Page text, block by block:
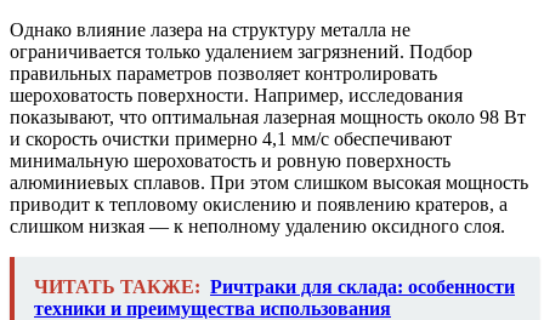
Однако влияние лазера на структуру металла не
ограничивается только удалением загрязнений. Подбор
правильных параметров позволяет контролировать
шероховатость поверхности. Например, исследования
показывают, что оптимальная лазерная мощность около 98 Вт
и скорость очистки примерно 4,1 мм/с обеспечивают
минимальную шероховатость и ровную поверхность
алюминиевых сплавов. При этом слишком высокая мощность
приводит к тепловому окислению и появлению кратеров, а
слишком низкая — к неполному удалению оксидного слоя.
ЧИТАТЬ ТАКЖЕ: Ричтраки для склада: особенности
техники и преимущества использования